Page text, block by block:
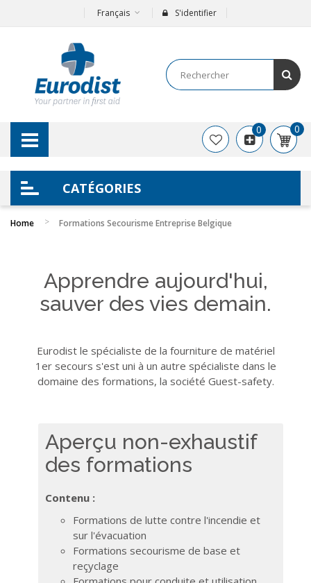
Français S'identifier
CATÉGORIES
0
0
Home Formations Secourisme Entreprise Belgique
Apprendre aujourd'hui,
sauver des vies demain.
Eurodist le spécialiste de la fourniture de matériel
1er secours s'est uni à un autre spécialiste dans le
domaine des formations, la société Guest-safety.
Aperçu non-exhaustif
des formations
Contenu :
Formations de lutte contre l'incendie et
sur l'évacuation
Formations secourisme de base et
reçyclage